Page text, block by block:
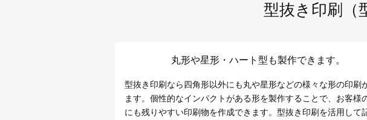
型抜き印刷（
丸形や星形・ハート型も製作できます。
型抜き印刷なら四角形以外にも丸や星形などの様々な形の印刷
ます。個性的なインパクトがある形を製作することで、お客様
にも残りやすい印刷物を作成できます。型抜き印刷を活用して